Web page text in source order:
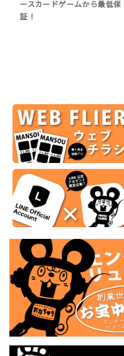
ースカードゲームから最低保
証！